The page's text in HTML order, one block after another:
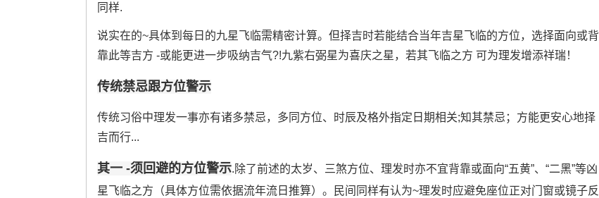
同样.
说实在的~具体到每日的九星飞临需精密计算。但择吉时若能结合当年吉星飞临的方位，选择面向或背
靠此等吉方 -或能更进一步吸纳吉气?!九紫右弼星为喜庆之星，若其飞临之方 可为理发增添祥瑞！
传统禁忌跟方位警示
传统习俗中理发一事亦有诸多禁忌，多同方位、时辰及格外指定日期相关;知其禁忌；方能更安心地择
吉而行...
其一 -须回避的方位警示.除了前述的太岁、三煞方位、理发时亦不宜背靠或面向“五黄”、“二黑”等凶
星飞临之方（具体方位需依据流年流日推算）。民间同样有认为~理发时应避免座位正对门窗或镜子反